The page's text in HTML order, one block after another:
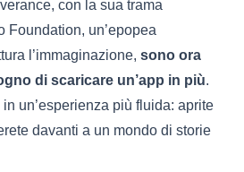
con la sua trama
Foundation, un’epopea
l’immaginazione, sono ora
di scaricare un’app in più.
un’esperienza più fluida: aprite
davanti a un mondo di storie